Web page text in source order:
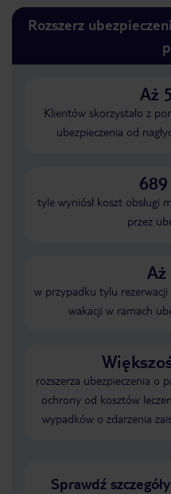
Rozszerz
Aż
Klientów skorzystało z
ubezpieczenia od
689
tyle wyniósł koszt obsługi
przez
Aż
w przypadku tylu
wakacji w ramach
rozszerza ubezpieczenia o
ochrony od kosztów
wypadków o zdarzenia
Sprawdź